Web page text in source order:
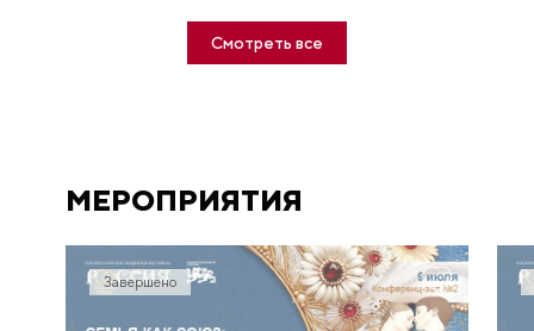
Смотреть все
МЕРОПРИЯТИЯ
Завершено